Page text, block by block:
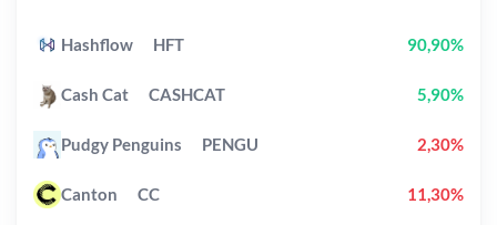
Hashflow HFT 90,90%
Cash Cat CASHCAT 5,90%
Pudgy Penguins PENGU 2,30%
Canton CC 11,30%